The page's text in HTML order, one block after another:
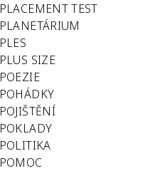
PLACEMENT TEST
PLANETÁRIUM
PLES
PLUS SIZE
POEZIE
POHÁDKY
POJIŠTĚNÍ
POKLADY
POLITIKA
POMOC